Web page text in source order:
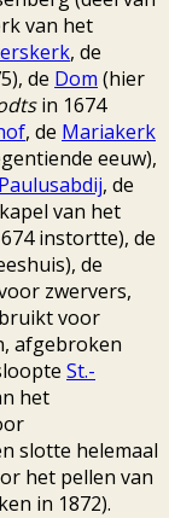
van het
, de
de Dom (hier
in 1674
, de Mariakerk
eeuw),
, de
van het
instortte), de
de
zwervers,
voor
afgebroken
St.-
het
slotte helemaal
het pellen van
in 1872).